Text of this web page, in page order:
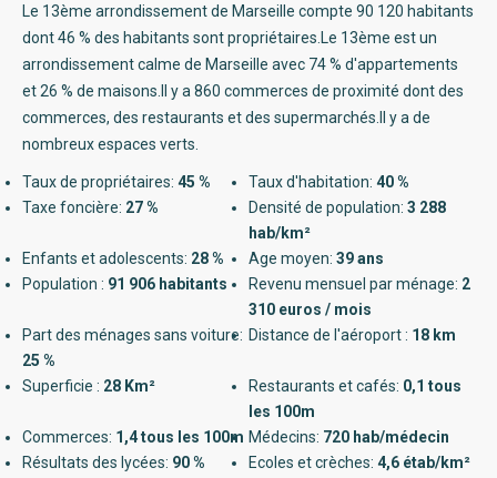
Le 13ème arrondissement de Marseille compte 90 120 habitants
dont 46 % des habitants sont propriétaires.Le 13ème est un
arrondissement calme de Marseille avec 74 % d'appartements
et 26 % de maisons.Il y a 860 commerces de proximité dont des
commerces, des restaurants et des supermarchés.Il y a de
nombreux espaces verts.
Taux de propriétaires: 45 % Taux d'habitation: 40 %
Taxe foncière: 27 % Densité de population: 3 288
hab/km²
Enfants et adolescents: 28 % Age moyen: 39 ans
Population : 91 906 habitants Revenu mensuel par ménage: 2
310 euros / mois
Part des ménages sans voiture:
25 %
Distance de l'aéroport : 18 km
Superficie : 28 Km² Restaurants et cafés: 0,1 tous
les 100m
Commerces: 1,4 tous les 100m Médecins: 720 hab/médecin
Résultats des lycées: 90 % Ecoles et crèches: 4,6 étab/km²